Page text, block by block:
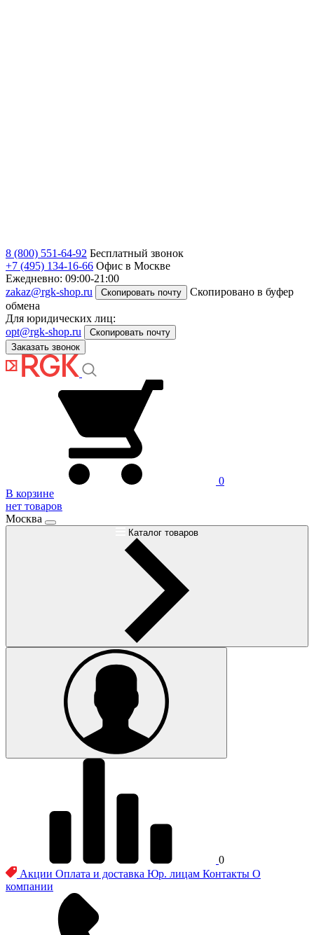
8 (800) 551-64-92 Бесплатный звонок
+7 (495) 134-16-66 Офис в Москве
Ежедневно: 09:00-21:00
zakaz@rgk-shop.ru
Скопировать почту
Скопировано в буфер
обмена
Для юридических лиц:
opt@rgk-shop.ru
Скопировать почту
Заказать звонок
0
В корзине
нет товаров
Москва
Каталог товаров
0
Акции Оплата и доставка Юр. лицам Контакты О
компании